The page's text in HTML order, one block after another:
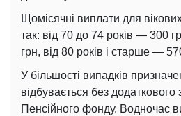
Щомісячні виплати для
так: від 70 до 74 років — 300
грн, від 80 років і старше —
У більшості випадків
відбувається без
Пенсійного фонду. Водночас